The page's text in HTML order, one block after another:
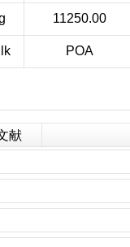
11250.00
POA
献